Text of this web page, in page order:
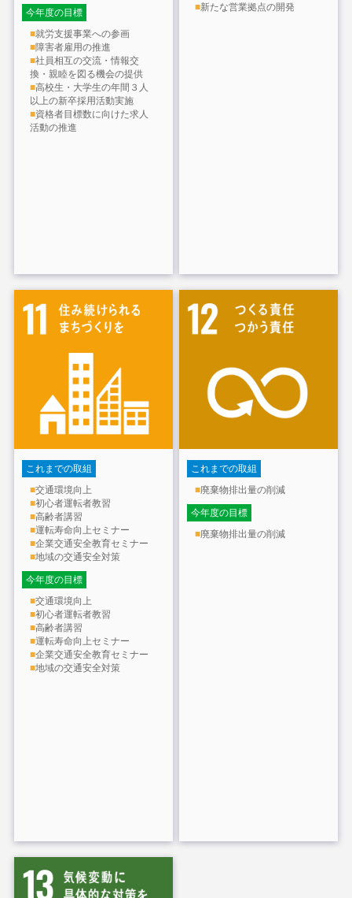
今年度の目標
■就労支援事業への参画
■障害者雇用の推進
■社員相互の交流・情報交
換・親睦を図る機会の提供
■高校生・大学生の年間３人
以上の新卒採用活動実施
■資格者目標数に向けた求人
活動の推進
■新たな営業拠点の開発
これまでの取組
■交通環境向上
■初心者運転者教習
■高齢者講習
■運転寿命向上セミナー
■企業交通安全教育セミナー
■地域の交通安全対策
今年度の目標
■交通環境向上
■初心者運転者教習
■高齢者講習
■運転寿命向上セミナー
■企業交通安全教育セミナー
■地域の交通安全対策
これまでの取組
■廃棄物排出量の削減
今年度の目標
■廃棄物排出量の削減